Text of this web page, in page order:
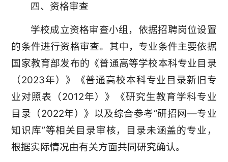
四、资格审查
学校成立资格审查小组，依据招聘岗位设置
的条件进行资格审查。其中，专业条件主要依据
国家教育部发布的《普通高等学校本科专业目录
（2023年）》《普通高校本科专业目录新旧专
业对照表（2012年）》《研究生教育学科专业
目录（2022年）》以及综合参考“研招网—专业
知识库”等相关目录审核，目录未涵盖的专业，
根据实际情况由有关方面共同研究确认。